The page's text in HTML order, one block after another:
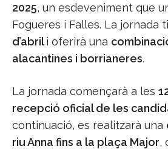
2025, un esdeveniment que
Fogueres i Falles. La jornada
d’abrili oferirà una
alacantines i borrianeres.
La jornada començarà a les
recepció oficial de les
continuació, es realitzarà una
riu Anna fins a la plaça Major,